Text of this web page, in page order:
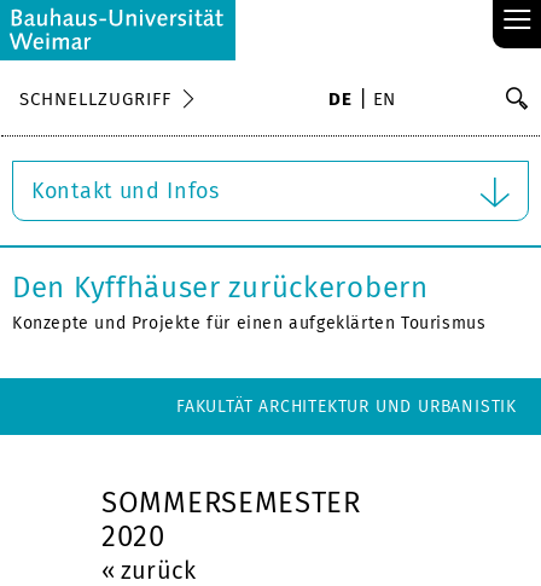
≡
SCHNELLZUGRIFF DE EN
Kontakt und Infos
Den Kyffhäuser zurückerobern
Konzepte und Projekte für einen aufgeklärten Tourismus
FAKULTÄT ARCHITEKTUR UND URBANISTIK
SOMMERSEMESTER
2020
« zurück